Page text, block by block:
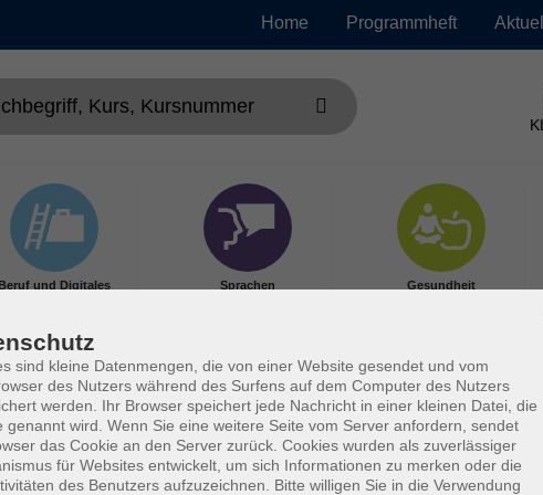
Home Programmheft
Beruf und Digitales Sprachen Gesundheit
sind kleine Datenmengen, die von einer Website gesendet und vom
des Nutzers während des Surfens auf dem Computer des Nutzers
werden. Ihr Browser speichert jede Nachricht in einer kleinen Datei, die
genannt wird. Wenn Sie eine weitere Seite vom Server anfordern, sendet
das Cookie an den Server zurück. Cookies wurden als zuverlässiger
für Websites entwickelt, um sich Informationen zu merken oder die
des Benutzers aufzuzeichnen. Bitte willigen Sie in die Verwendung